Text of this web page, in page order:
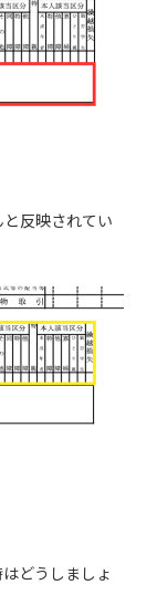
反映されてい
どうしましょ